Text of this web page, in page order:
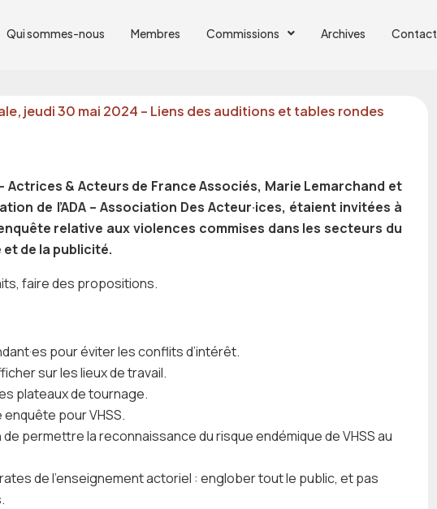
Qui sommes-nous Membres Commissions Archives Contact
jeudi 30 mai 2024 – Liens des auditions et tables rondes
Actrices & Acteurs de France Associés, Marie Lemarchand et
de l’ADA – Association Des Acteur·ices, étaient invitées à
relative aux violences commises dans les secteurs du
et de la publicité.
faire des propositions.
pour éviter les conflits d’intérêt.
sur les lieux de travail.
plateaux de tournage.
pour VHSS.
permettre la reconnaissance du risque endémique de VHSS au
de l’enseignement actoriel : englober tout le public, et pas